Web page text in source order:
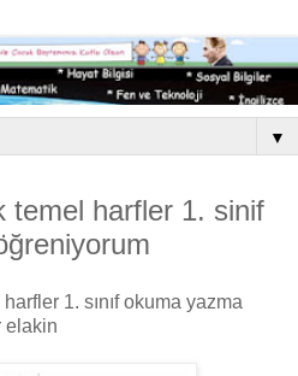
▼
temel harfler 1. sinif
1. sınıf okuma yazma
elakin